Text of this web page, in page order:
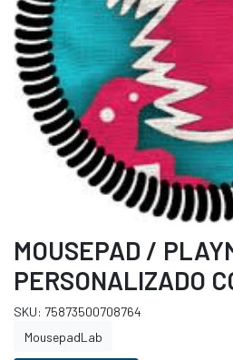
MOUSEPAD /
PERSONALIZADO
SKU: 75873500708764
MousepadLab